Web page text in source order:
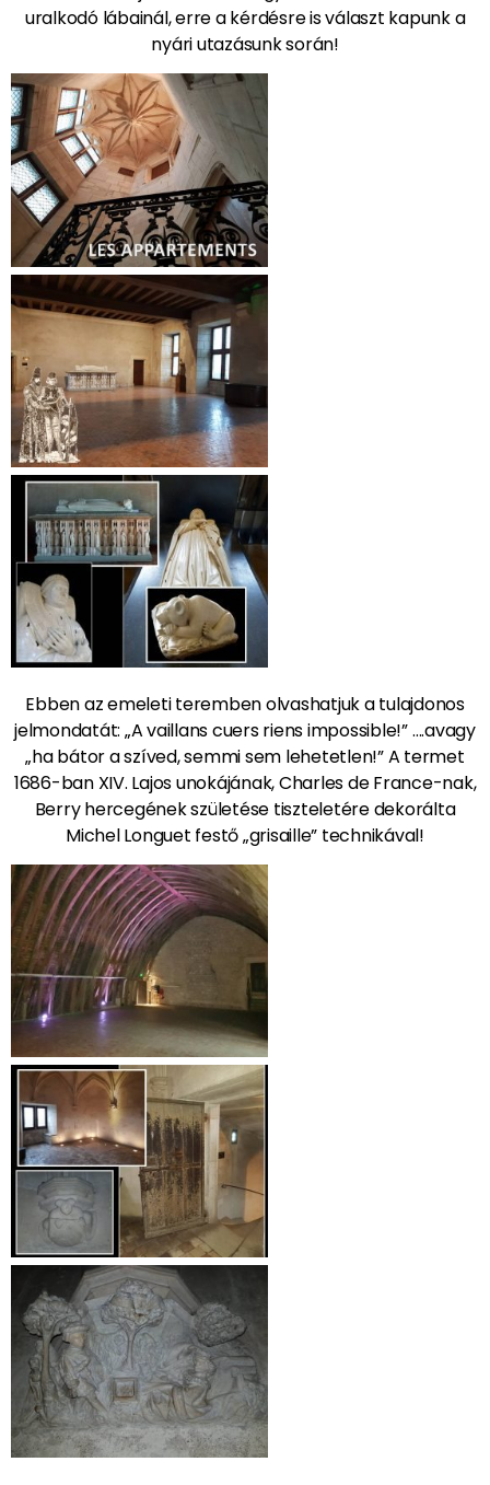
uralkodó lábainál, erre a kérdésre is választ kapunk a
nyári utazásunk során!
Ebben az emeleti teremben olvashatjuk a tulajdonos
jelmondatát: „A vaillans cuers riens impossible!” ….avagy
„ha bátor a szíved, semmi sem lehetetlen!” A termet
1686-ban XIV. Lajos unokájának, Charles de France-nak,
Berry hercegének születése tiszteletére dekorálta
Michel Longuet festő „grisaille” technikával!